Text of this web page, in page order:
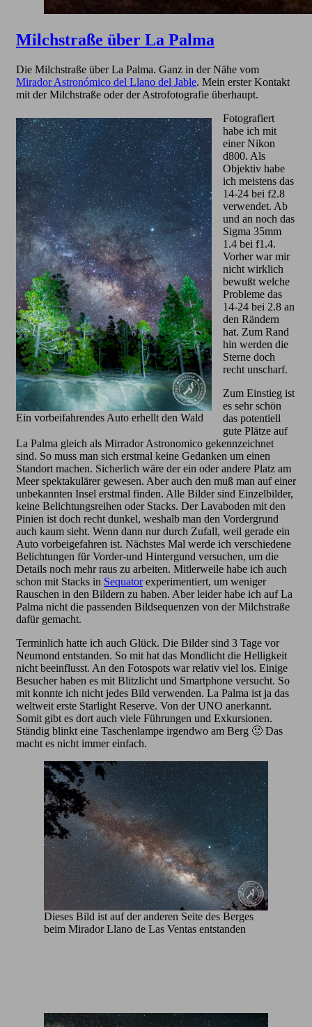
Milchstraße über La Palma
Die Milchstraße über La Palma. Ganz in der Nähe vom
Mirador Astronómico del Llano del Jable. Mein erster Kontakt
mit der Milchstraße oder der Astrofotografie überhaupt.
Ein vorbeifahrendes Auto erhellt den Wald
Fotografiert
habe ich mit
einer Nikon
d800. Als
Objektiv habe
ich meistens das
14-24 bei f2.8
verwendet. Ab
und an noch das
Sigma 35mm
1.4 bei f1.4.
Vorher war mir
nicht wirklich
bewußt welche
Probleme das
14-24 bei 2.8 an
den Rändern
hat. Zum Rand
hin werden die
Sterne doch
recht unscharf.
Zum Einstieg ist
es sehr schön
das potentiell
gute Plätze auf
La Palma gleich als Mirrador Astronomico gekennzeichnet
sind. So muss man sich erstmal keine Gedanken um einen
Standort machen. Sicherlich wäre der ein oder andere Platz am
Meer spektakulärer gewesen. Aber auch den muß man auf einer
unbekannten Insel erstmal finden. Alle Bilder sind Einzelbilder,
keine Belichtungsreihen oder Stacks. Der Lavaboden mit den
Pinien ist doch recht dunkel, weshalb man den Vordergrund
auch kaum sieht. Wenn dann nur durch Zufall, weil gerade ein
Auto vorbeigefahren ist. Nächstes Mal werde ich verschiedene
Belichtungen für Vorder-und Hintergund versuchen, um die
Details noch mehr raus zu arbeiten. Mitlerweile habe ich auch
schon mit Stacks in Sequatorexperimentiert, um weniger
Rauschen in den Bildern zu haben. Aber leider habe ich auf La
Palma nicht die passenden Bildsequenzen von der Milchstraße
dafür gemacht.
Terminlich hatte ich auch Glück. Die Bilder sind 3 Tage vor
Neumond entstanden. So mit hat das Mondlicht die Helligkeit
nicht beeinflusst. An den Fotospots war relativ viel los. Einige
Besucher haben es mit Blitzlicht und Smartphone versucht. So
mit konnte ich nicht jedes Bild verwenden. La Palma ist ja das
weltweit erste Starlight Reserve. Von der UNO anerkannt.
Somit gibt es dort auch viele Führungen und Exkursionen.
Ständig blinkt eine Taschenlampe irgendwo am Berg 🙂 Das
macht es nicht immer einfach.
Dieses Bild ist auf der anderen Seite des Berges
beim Mirador Llano de Las Ventas entstanden